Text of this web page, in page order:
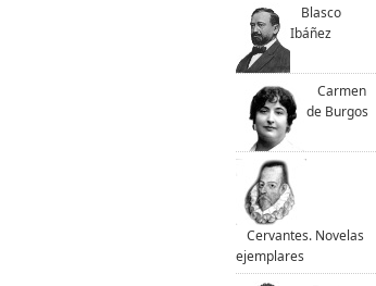
Blasco
Ibáñez
Carmen
de Burgos
Cervantes. Novelas
ejemplares